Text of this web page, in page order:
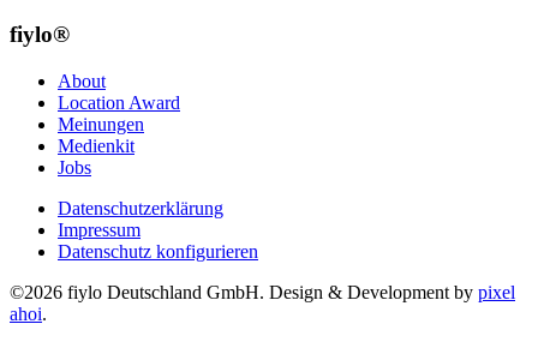
fiylo®
About
Location Award
Meinungen
Medienkit
Jobs
Datenschutzerklärung
Impressum
Datenschutz konfigurieren
©2026 fiylo Deutschland GmbH. Design & Development by pixel
ahoi.